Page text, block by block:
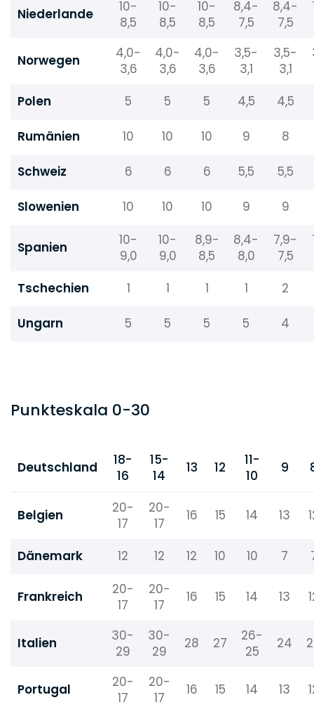
Niederlande
10-
8,5
10-
8,5
10-
8,5
8,4-
7,5
8,4-
7,5
Norwegen
4,0-
3,6
4,0-
3,6
4,0-
3,6
3,5-
3,1
3,5-
3,1
Polen 5 5 5 4,5 4,5
Rumänien 10 10 10 9 8
Schweiz 6 6 6 5,5 5,5
Slowenien 10 10 10 9 9
Spanien
10-
9,0
10-
9,0
8,9-
8,5
8,4-
8,0
7,9-
7,5
Tschechien 1 1 1 1 2
Ungarn 5 5 5 5 4
Punkteskala 0-30
Deutschland
18-
16
15-
14
13 12
11-
10
9
Belgien
20-
17
20-
17
16 15 14 13
Dänemark 12 12 12 10 10 7
Frankreich
20-
17
20-
17
16 15 14 13
Italien
30-
29
30-
29
28 27
26-
25
24
Portugal
20-
17
20-
17
16 15 14 13